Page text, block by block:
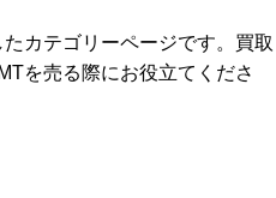
カテゴリーページです。買取
を売る際にお役立てくださ